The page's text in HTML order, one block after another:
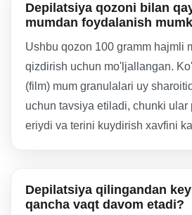
Depilatsiya qozoni bilan
mumdan foydalanish
Ushbu qozon 100 gramm hajmli
qizdirish uchun mo'ljallangan.
(film) mum granulalari uy
uchun tavsiya etiladi, chunki ular
eriydi va terini kuydirish xavfini
Depilatsiya qilingandan
qancha vaqt davom etadi?